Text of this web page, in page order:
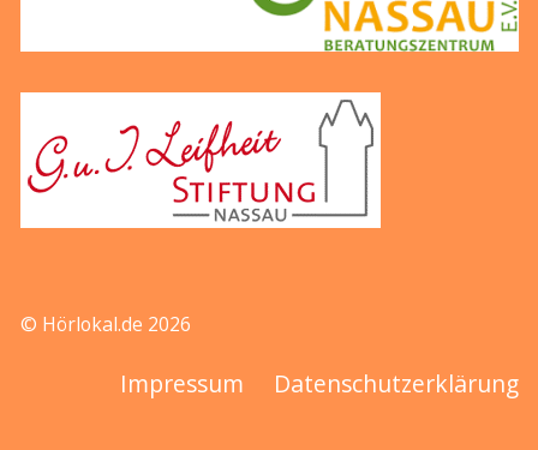
© Hörlokal.de 2026
Impressum Datenschutzerklärung